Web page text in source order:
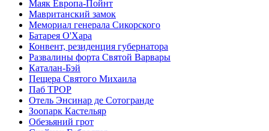
Маяк Европа-Пойнт
Мавританский замок
Мемориал генерала Сикорского
Батарея О'Хара
Конвент, резиденция губернатора
Развалины форта Святой Варвары
Каталан-Бэй
Пещера Святого Михаила
Паб TPOP
Отель Энсинар де Сотогранде
Зоопарк Кастельяр
Обезьяний грот